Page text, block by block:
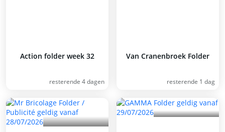
Action folder week 32
resterende 4 dagen
Van Cranenbroek Folder
resterende 1 dag